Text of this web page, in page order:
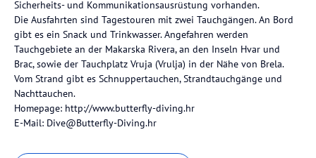
Sicherheits- und Kommunikationsausrüstung vorhanden.
Die Ausfahrten sind Tagestouren mit zwei Tauchgängen. An Bord
gibt es ein Snack und Trinkwasser. Angefahren werden
Tauchgebiete an der Makarska Rivera, an den Inseln Hvar und
Brac, sowie der Tauchplatz Vruja (Vrulja) in der Nähe von Brela.
Vom Strand gibt es Schnuppertauchen, Strandtauchgänge und
Nachttauchen.
Homepage: http://www.butterfly-diving.hr
E-Mail: Dive@Butterfly-Diving.hr